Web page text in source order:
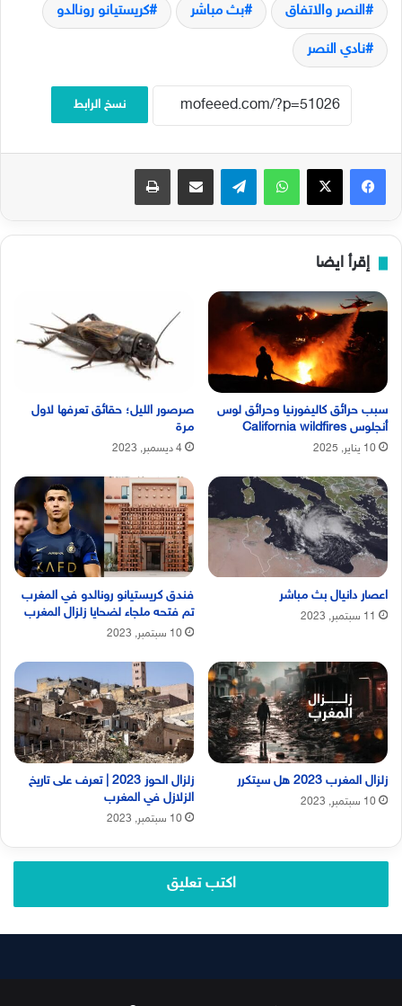
النصر والاتفاق بث مباشر كريستيانو رونالدو
نادي النصر
نسخ الرابط
فيسبوك‫X واتساب تيلقرام مشاركة عبر البريد طباعة
إقرأ ايضا
سبب حرائق كاليفورنيا وحرائق لوس
أنجلوس California wildfires
10 يناير, 2025
صرصور الليل؛ حقائق تعرفها لاول
مرة
4 ديسمبر, 2023
اعصار دانيال بث مباشر
11 سبتمبر, 2023
فندق كريستيانو رونالدو في المغرب
تم فتحه ملجاء لضحايا زلزال المغرب
10 سبتمبر, 2023
زلزال المغرب 2023 هل سيتكرر
10 سبتمبر, 2023
زلزال الحوز 2023 | تعرف على تاريخ
الزلازل في المغرب
10 سبتمبر, 2023
اكتب تعليق